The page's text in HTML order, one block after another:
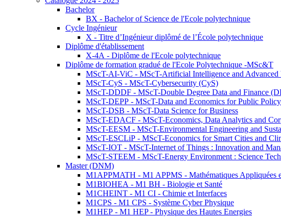
Bachelor
BX - Bachelor of Science de l'Ecole polytechnique
Cycle Ingénieur
X - Titre d’Ingénieur diplômé de l’École polytechnique
Diplôme d'établissement
X-4A - Diplôme de l'Ecole polytechnique
Diplôme de formation gradué de l'Ecole Polytechnique -MSc&T
MScT-AI-ViC - MScT-Artificial Intelligence and Advanced
MScT-CyS - MScT-Cybersecurity (CyS)
MScT-DDDF - MScT-Double Degree Data and Finance
MScT-DEPP - MScT-Data and Economics for Public
MScT-DSB - MScT-Data Science for Business
MScT-EDACF - MScT-Economics, Data Analytics and
MScT-EESM - MScT-Environmental Engineering and
MScT-ESCLiP - MScT-Economics for Smart Cities and
MScT-IOT - MScT-Internet of Things : Innovation and
MScT-STEEM - MScT-Energy Environment : Science
Master (DNM)
M1APPMATH - M1 APPMS - Mathématiques Appliquées
M1BIOHEA - M1 BH - Biologie et Santé
M1CHEINT - M1 CI - Chimie et Interfaces
M1CPS - M1 CPS - Système Cyber Physique
M1HEP - M1 HEP - Physique des Hautes Energies